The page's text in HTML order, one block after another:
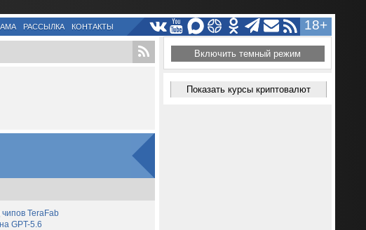
18+
РАССЫЛКА КОНТАКТЫ
TeraFab
GPT-5.6
Включить темный режим
Показать курсы криптовалют